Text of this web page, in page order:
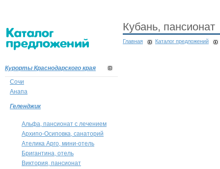
Курорты Краснодарского края
Сочи
Анапа
Геленджик
Альфа, пансионат с лечением
Архипо-Осиповка, санаторий
Ателика Арго, мини-отель
Бригантина, отель
Виктория, пансионат
Кубань, пансионат
Главная Каталог предложений